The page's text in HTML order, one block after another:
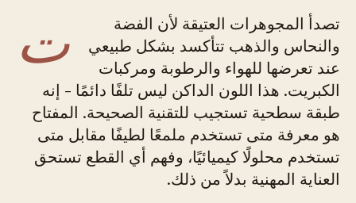
ت
تصدأ المجوهرات العتيقة لأن الفضة
والنحاس والذهب تتأكسد بشكل طبيعي
عند تعرضها للهواء والرطوبة ومركبات
الكبريت. هذا اللون الداكن ليس تلفًا دائمًا - إنه
طبقة سطحية تستجيب للتقنية الصحيحة. المفتاح
هو معرفة متى تستخدم ملمعًا لطيفًا مقابل متى
تستخدم محلولًا كيميائيًا، وفهم أي القطع تستحق
العناية المهنية بدلاً من ذلك.